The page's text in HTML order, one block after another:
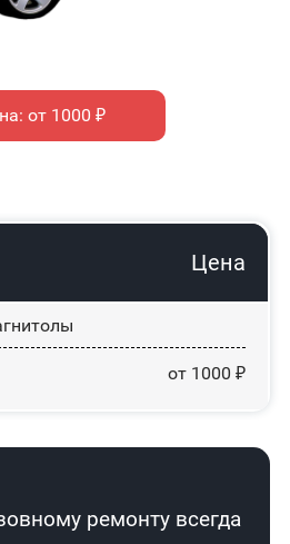
от 1000 ₽
Цена
от 1000 ₽
ремонту всегда